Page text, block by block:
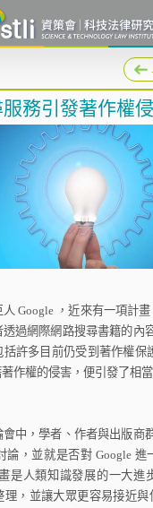
務引發著作權
Google ，近來有一項計
過網際網路搜尋書籍的內
括許多目前仍受到著作權保
作權的侵害，便引發了相
，學者、作者與出版商
論，並就是否對 Google 進
是人類知識發展的一大進
理，並讓大眾更容易接近